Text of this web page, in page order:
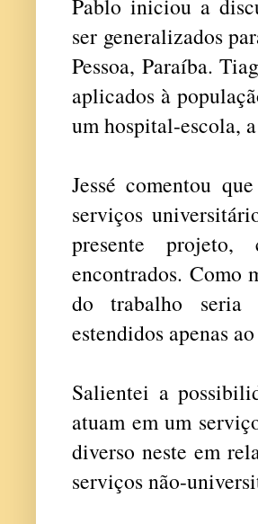
Pablo iniciou a
ser generalizados
Pessoa, Paraíba.
aplicados à
um hospital-escola,
Jessé comentou
serviços
presente
encontrados. Como
do trabalho seria
estendidos apenas
Salientei a
atuam em um
diverso neste em
serviços não-